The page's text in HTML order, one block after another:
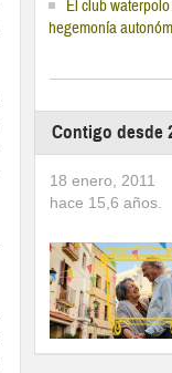
El club
hegemonía
Contigo desde
18 enero, 2011
hace 15,6 años.